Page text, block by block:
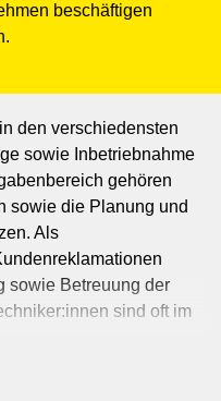
beschäftigen
den verschiedensten
sowie Inbetriebnahme
gehören
sowie die Planung und
Als
sowie Betreuung der
sind oft im